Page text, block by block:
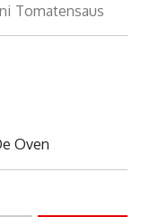
Tomatensaus
Oven